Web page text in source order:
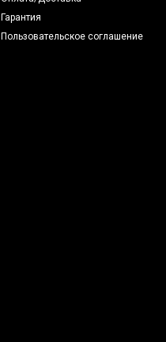
Гарантия
Пользовательское соглашение